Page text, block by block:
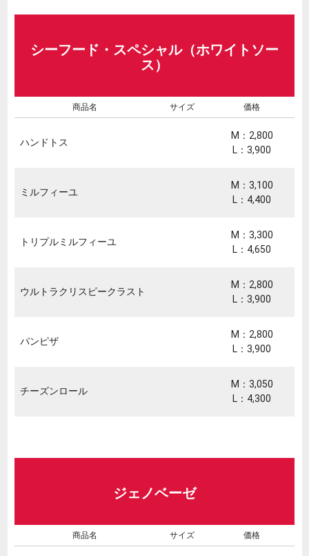
シーフード・スペシャル（ホワイトソー
ス）
商品名 サイズ 価格
ハンドトス
M：2,800
L：3,900
ミルフィーユ
M：3,100
L：4,400
トリプルミルフィーユ
M：3,300
L：4,650
ウルトラクリスピークラスト
M：2,800
L：3,900
パンピザ
M：2,800
L：3,900
チーズンロール
M：3,050
L：4,300
ジェノベーゼ
商品名 サイズ 価格